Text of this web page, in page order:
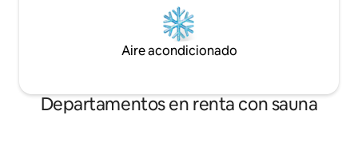
Aire acondicionado
Departamentos en renta con sauna